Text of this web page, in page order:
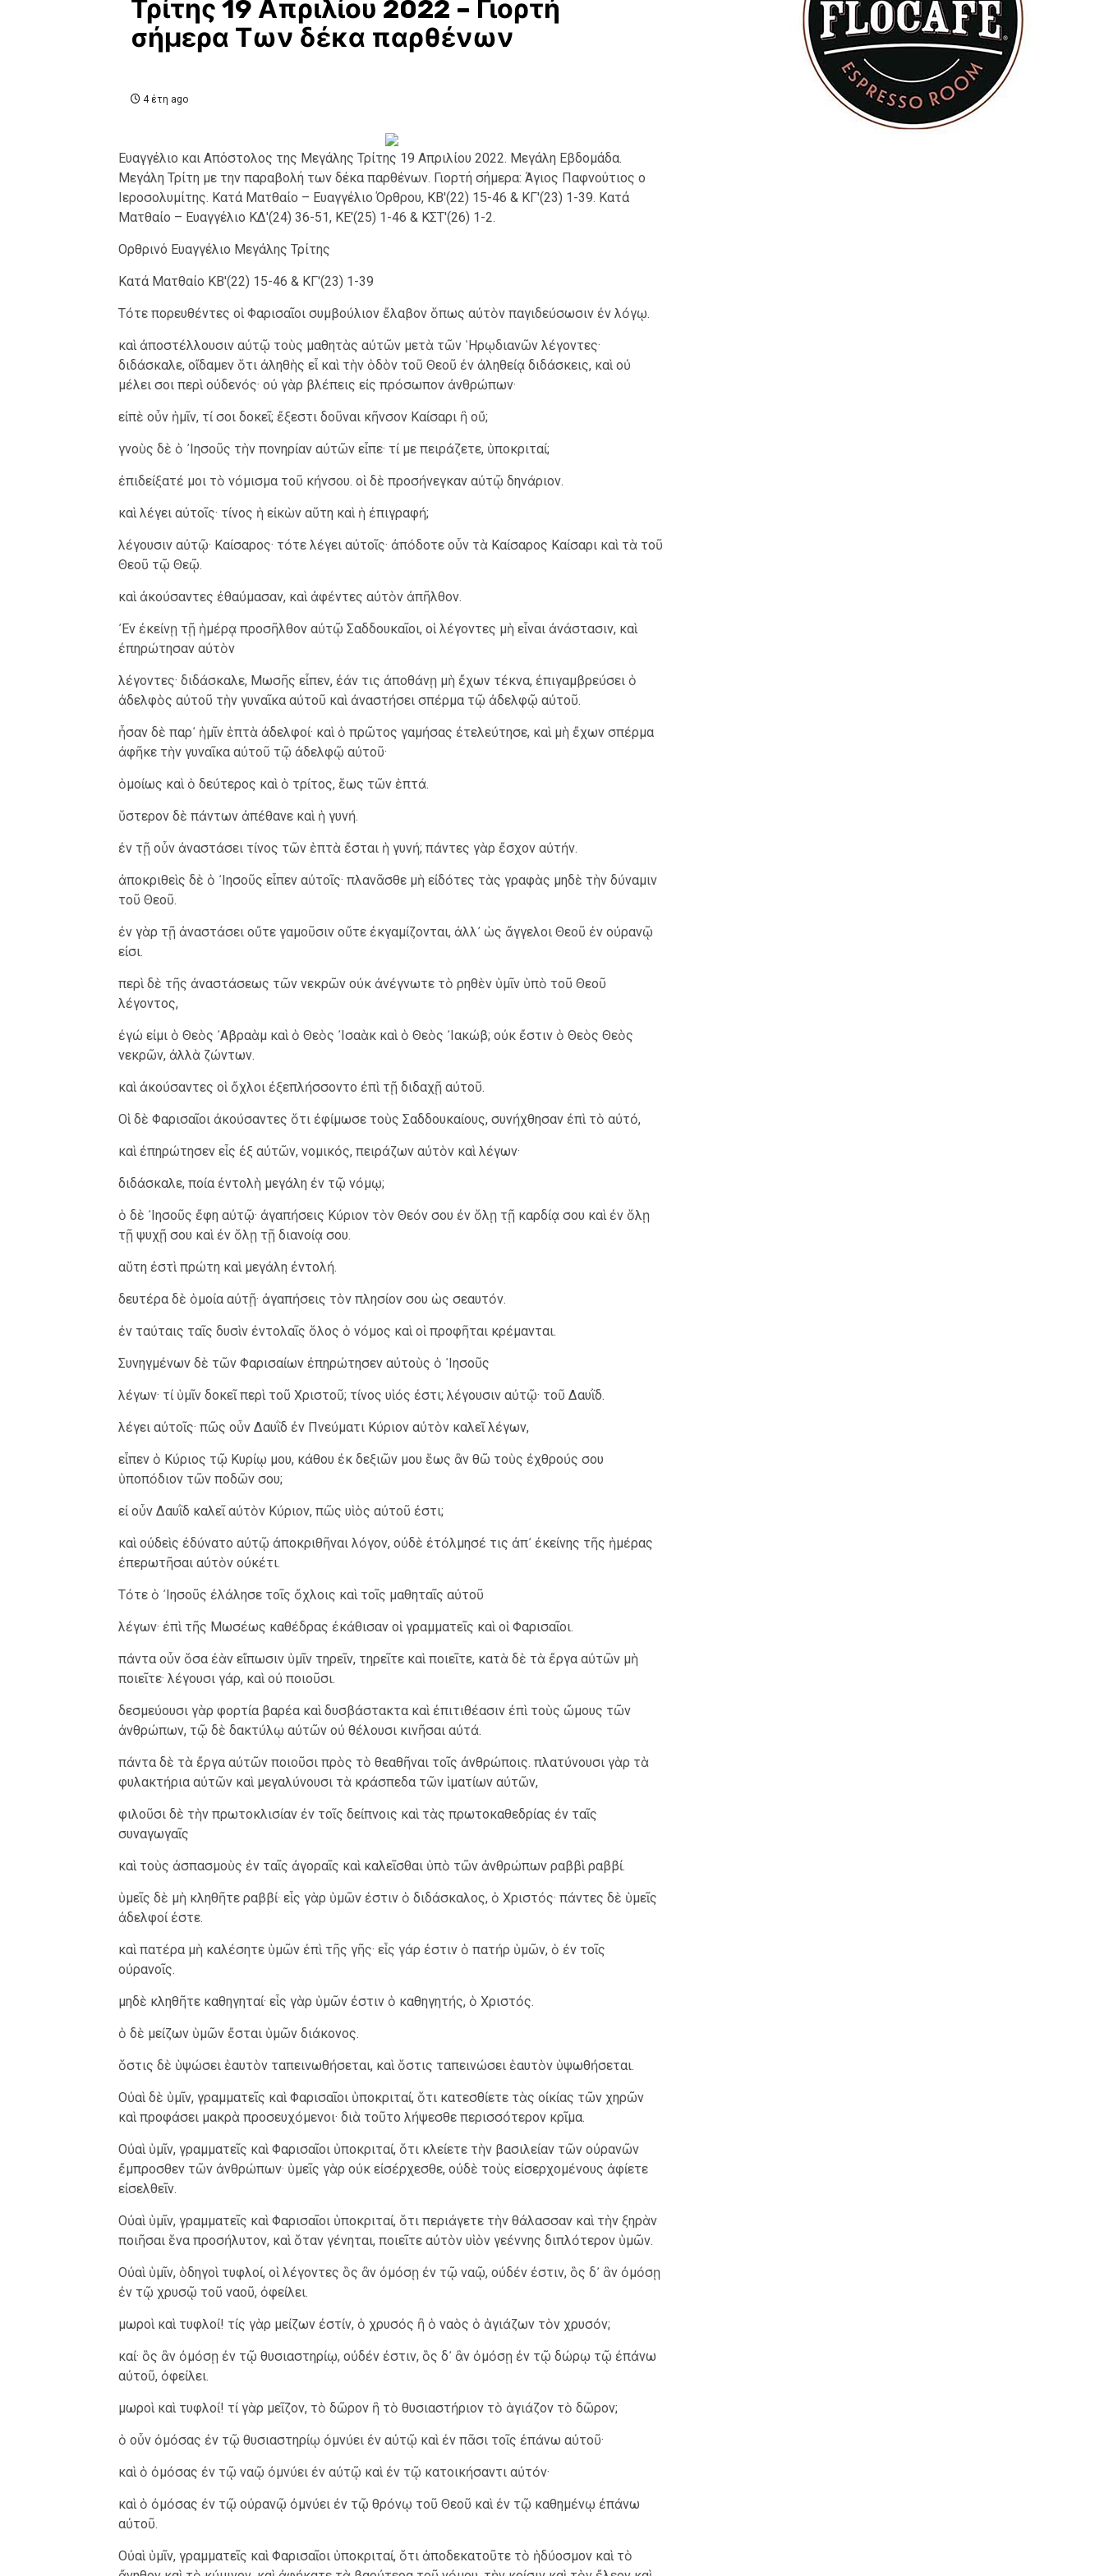
Τρίτης 19 Απριλίου 2022 – Γιορτή
σήμερα Των δέκα παρθένων
4 έτη ago
Ευαγγέλιο και Απόστολος της Μεγάλης Τρίτης 19 Απριλίου 2022. Μεγάλη Εβδομάδα.
Μεγάλη Τρίτη με την παραβολή των δέκα παρθένων. Γιορτή σήμερα: Άγιος Παφνούτιος ο
Ιεροσολυμίτης. Κατά Ματθαίο – Ευαγγέλιο Όρθρου, ΚΒ'(22) 15-46 & ΚΓ'(23) 1-39. Κατά
Ματθαίο – Ευαγγέλιο ΚΔ'(24) 36-51, ΚΕ'(25) 1-46 & ΚΣΤ'(26) 1-2.
Ορθρινό Ευαγγέλιο Μεγάλης Τρίτης
Κατά Ματθαίο ΚΒ'(22) 15-46 & ΚΓ'(23) 1-39
Τότε πορευθέντες οἱ Φαρισαῖοι συμβούλιον ἔλαβον ὅπως αὐτὸν παγιδεύσωσιν ἐν λόγῳ.
καὶ ἀποστέλλουσιν αὐτῷ τοὺς μαθητὰς αὐτῶν μετὰ τῶν ῾Ηρῳδιανῶν λέγοντες·
διδάσκαλε, οἴδαμεν ὅτι ἀληθὴς εἶ καὶ τὴν ὁδὸν τοῦ Θεοῦ ἐν ἀληθείᾳ διδάσκεις, καὶ οὐ
μέλει σοι περὶ οὐδενός· οὐ γὰρ βλέπεις εἰς πρόσωπον ἀνθρώπων·
εἰπὲ οὖν ἡμῖν, τί σοι δοκεῖ; ἔξεστι δοῦναι κῆνσον Καίσαρι ἢ οὔ;
γνοὺς δὲ ὁ ᾿Ιησοῦς τὴν πονηρίαν αὐτῶν εἶπε· τί με πειράζετε, ὑποκριταί;
ἐπιδείξατέ μοι τὸ νόμισμα τοῦ κήνσου. οἱ δὲ προσήνεγκαν αὐτῷ δηνάριον.
καὶ λέγει αὐτοῖς· τίνος ἡ εἰκὼν αὕτη καὶ ἡ ἐπιγραφή;
λέγουσιν αὐτῷ· Καίσαρος· τότε λέγει αὐτοῖς· ἀπόδοτε οὖν τὰ Καίσαρος Καίσαρι καὶ τὰ τοῦ
Θεοῦ τῷ Θεῷ.
καὶ ἀκούσαντες ἐθαύμασαν, καὶ ἀφέντες αὐτὸν ἀπῆλθον.
᾿Εν ἐκείνῃ τῇ ἡμέρᾳ προσῆλθον αὐτῷ Σαδδουκαῖοι, οἱ λέγοντες μὴ εἶναι ἀνάστασιν, καὶ
ἐπηρώτησαν αὐτὸν
λέγοντες· διδάσκαλε, Μωσῆς εἶπεν, ἐάν τις ἀποθάνῃ μὴ ἔχων τέκνα, ἐπιγαμβρεύσει ὁ
ἀδελφὸς αὐτοῦ τὴν γυναῖκα αὐτοῦ καὶ ἀναστήσει σπέρμα τῷ ἀδελφῷ αὐτοῦ.
ἦσαν δὲ παρ᾿ ἡμῖν ἑπτὰ ἀδελφοί· καὶ ὁ πρῶτος γαμήσας ἐτελεύτησε, καὶ μὴ ἔχων σπέρμα
ἀφῆκε τὴν γυναῖκα αὐτοῦ τῷ ἀδελφῷ αὐτοῦ·
ὁμοίως καὶ ὁ δεύτερος καὶ ὁ τρίτος, ἕως τῶν ἑπτά.
ὕστερον δὲ πάντων ἀπέθανε καὶ ἡ γυνή.
ἐν τῇ οὖν ἀναστάσει τίνος τῶν ἑπτὰ ἔσται ἡ γυνή; πάντες γὰρ ἔσχον αὐτήν.
ἀποκριθεὶς δὲ ὁ ᾿Ιησοῦς εἶπεν αὐτοῖς· πλανᾶσθε μὴ εἰδότες τὰς γραφὰς μηδὲ τὴν δύναμιν
τοῦ Θεοῦ.
ἐν γὰρ τῇ ἀναστάσει οὔτε γαμοῦσιν οὔτε ἐκγαμίζονται, ἀλλ᾿ ὡς ἄγγελοι Θεοῦ ἐν οὐρανῷ
εἰσι.
περὶ δὲ τῆς ἀναστάσεως τῶν νεκρῶν οὐκ ἀνέγνωτε τὸ ρηθὲν ὑμῖν ὑπὸ τοῦ Θεοῦ
λέγοντος,
ἐγώ εἰμι ὁ Θεὸς ᾿Αβραὰμ καὶ ὁ Θεὸς ᾿Ισαὰκ καὶ ὁ Θεὸς ᾿Ιακώβ; οὐκ ἔστιν ὁ Θεὸς Θεὸς
νεκρῶν, ἀλλὰ ζώντων.
καὶ ἀκούσαντες οἱ ὄχλοι ἐξεπλήσσοντο ἐπὶ τῇ διδαχῇ αὐτοῦ.
Οἱ δὲ Φαρισαῖοι ἀκούσαντες ὅτι ἐφίμωσε τοὺς Σαδδουκαίους, συνήχθησαν ἐπὶ τὸ αὐτό,
καὶ ἐπηρώτησεν εἷς ἐξ αὐτῶν, νομικός, πειράζων αὐτὸν καὶ λέγων·
διδάσκαλε, ποία ἐντολὴ μεγάλη ἐν τῷ νόμῳ;
ὁ δὲ ᾿Ιησοῦς ἔφη αὐτῷ· ἀγαπήσεις Κύριον τὸν Θεόν σου ἐν ὅλῃ τῇ καρδίᾳ σου καὶ ἐν ὅλῃ
τῇ ψυχῇ σου καὶ ἐν ὅλῃ τῇ διανοίᾳ σου.
αὕτη ἐστὶ πρώτη καὶ μεγάλη ἐντολή.
δευτέρα δὲ ὁμοία αὐτῇ· ἀγαπήσεις τὸν πλησίον σου ὡς σεαυτόν.
ἐν ταύταις ταῖς δυσὶν ἐντολαῖς ὅλος ὁ νόμος καὶ οἱ προφῆται κρέμανται.
Συνηγμένων δὲ τῶν Φαρισαίων ἐπηρώτησεν αὐτοὺς ὁ ᾿Ιησοῦς
λέγων· τί ὑμῖν δοκεῖ περὶ τοῦ Χριστοῦ; τίνος υἱός ἐστι; λέγουσιν αὐτῷ· τοῦ Δαυῒδ.
λέγει αὐτοῖς· πῶς οὖν Δαυῒδ ἐν Πνεύματι Κύριον αὐτὸν καλεῖ λέγων,
εἶπεν ὁ Κύριος τῷ Κυρίῳ μου, κάθου ἐκ δεξιῶν μου ἕως ἂν θῶ τοὺς ἐχθρούς σου
ὑποπόδιον τῶν ποδῶν σου;
εἰ οὖν Δαυῒδ καλεῖ αὐτὸν Κύριον, πῶς υἱὸς αὐτοῦ ἐστι;
καὶ οὐδεὶς ἐδύνατο αὐτῷ ἀποκριθῆναι λόγον, οὐδὲ ἐτόλμησέ τις ἀπ᾿ ἐκείνης τῆς ἡμέρας
ἐπερωτῆσαι αὐτὸν οὐκέτι.
Τότε ὁ ᾿Ιησοῦς ἐλάλησε τοῖς ὄχλοις καὶ τοῖς μαθηταῖς αὐτοῦ
λέγων· ἐπὶ τῆς Μωσέως καθέδρας ἐκάθισαν οἱ γραμματεῖς καὶ οἱ Φαρισαῖοι.
πάντα οὖν ὅσα ἐὰν εἴπωσιν ὑμῖν τηρεῖν, τηρεῖτε καὶ ποιεῖτε, κατὰ δὲ τὰ ἔργα αὐτῶν μὴ
ποιεῖτε· λέγουσι γάρ, καὶ οὐ ποιοῦσι.
δεσμεύουσι γὰρ φορτία βαρέα καὶ δυσβάστακτα καὶ ἐπιτιθέασιν ἐπὶ τοὺς ὤμους τῶν
ἀνθρώπων, τῷ δὲ δακτύλῳ αὐτῶν οὐ θέλουσι κινῆσαι αὐτά.
πάντα δὲ τὰ ἔργα αὐτῶν ποιοῦσι πρὸς τὸ θεαθῆναι τοῖς ἀνθρώποις. πλατύνουσι γὰρ τὰ
φυλακτήρια αὐτῶν καὶ μεγαλύνουσι τὰ κράσπεδα τῶν ἱματίων αὐτῶν,
φιλοῦσι δὲ τὴν πρωτοκλισίαν ἐν τοῖς δείπνοις καὶ τὰς πρωτοκαθεδρίας ἐν ταῖς
συναγωγαῖς
καὶ τοὺς ἀσπασμοὺς ἐν ταῖς ἀγοραῖς καὶ καλεῖσθαι ὑπὸ τῶν ἀνθρώπων ραββὶ ραββί.
ὑμεῖς δὲ μὴ κληθῆτε ραββί· εἷς γὰρ ὑμῶν ἐστιν ὁ διδάσκαλος, ὁ Χριστός· πάντες δὲ ὑμεῖς
ἀδελφοί ἐστε.
καὶ πατέρα μὴ καλέσητε ὑμῶν ἐπὶ τῆς γῆς· εἷς γάρ ἐστιν ὁ πατήρ ὑμῶν, ὁ ἐν τοῖς
οὐρανοῖς.
μηδὲ κληθῆτε καθηγηταί· εἷς γὰρ ὑμῶν ἐστιν ὁ καθηγητής, ὁ Χριστός.
ὁ δὲ μείζων ὑμῶν ἔσται ὑμῶν διάκονος.
ὅστις δὲ ὑψώσει ἑαυτὸν ταπεινωθήσεται, καὶ ὅστις ταπεινώσει ἑαυτὸν ὑψωθήσεται.
Οὐαὶ δὲ ὑμῖν, γραμματεῖς καὶ Φαρισαῖοι ὑποκριταί, ὅτι κατεσθίετε τὰς οἰκίας τῶν χηρῶν
καὶ προφάσει μακρὰ προσευχόμενοι· διὰ τοῦτο λήψεσθε περισσότερον κρῖμα.
Οὐαὶ ὑμῖν, γραμματεῖς καὶ Φαρισαῖοι ὑποκριταί, ὅτι κλείετε τὴν βασιλείαν τῶν οὐρανῶν
ἔμπροσθεν τῶν ἀνθρώπων· ὑμεῖς γὰρ οὐκ εἰσέρχεσθε, οὐδὲ τοὺς εἰσερχομένους ἀφίετε
εἰσελθεῖν.
Οὐαὶ ὑμῖν, γραμματεῖς καὶ Φαρισαῖοι ὑποκριταί, ὅτι περιάγετε τὴν θάλασσαν καὶ τὴν ξηρὰν
ποιῆσαι ἕνα προσήλυτον, καὶ ὅταν γένηται, ποιεῖτε αὐτὸν υἱὸν γεέννης διπλότερον ὑμῶν.
Οὐαὶ ὑμῖν, ὁδηγοὶ τυφλοί, οἱ λέγοντες ὃς ἂν ὀμόσῃ ἐν τῷ ναῷ, οὐδέν ἐστιν, ὃς δ᾿ ἂν ὀμόσῃ
ἐν τῷ χρυσῷ τοῦ ναοῦ, ὀφείλει.
μωροὶ καὶ τυφλοί! τίς γὰρ μείζων ἐστίν, ὁ χρυσός ἢ ὁ ναὸς ὁ ἁγιάζων τὸν χρυσόν;
καί· ὃς ἂν ὀμόσῃ ἐν τῷ θυσιαστηρίῳ, οὐδέν ἐστιν, ὃς δ᾿ ἂν ὀμόσῃ ἐν τῷ δώρῳ τῷ ἐπάνω
αὐτοῦ, ὀφείλει.
μωροὶ καὶ τυφλοί! τί γὰρ μεῖζον, τὸ δῶρον ἢ τὸ θυσιαστήριον τὸ ἁγιάζον τὸ δῶρον;
ὁ οὖν ὀμόσας ἐν τῷ θυσιαστηρίῳ ὀμνύει ἐν αὐτῷ καὶ ἐν πᾶσι τοῖς ἐπάνω αὐτοῦ·
καὶ ὁ ὀμόσας ἐν τῷ ναῷ ὀμνύει ἐν αὐτῷ καὶ ἐν τῷ κατοικήσαντι αὐτόν·
καὶ ὁ ὀμόσας ἐν τῷ οὐρανῷ ὀμνύει ἐν τῷ θρόνῳ τοῦ Θεοῦ καὶ ἐν τῷ καθημένῳ ἐπάνω
αὐτοῦ.
Οὐαὶ ὑμῖν, γραμματεῖς καὶ Φαρισαῖοι ὑποκριταί, ὅτι ἀποδεκατοῦτε τὸ ἡδύοσμον καὶ τὸ